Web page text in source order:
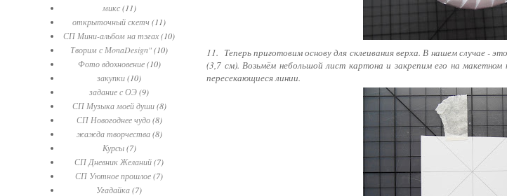
11. Теперь приготовим основу для склеивания верха. В нашем случае -
(3,7 см). Возьмём небольшой лист картона и закрепим его на
пересекающиеся линии.
микс (11)
открыточный скетч(11)
СП Мини-альбом на тэгах(10)
Творим с МonaDesign"(10)
Фото вдохновение (10)
закупки(10)
задание с ОЭ(9)
СП Музыка моей души (8)
СП Новогоднее чудо (8)
жажда творчества (8)
Курсы (7)
СП Дневник Желаний(7)
СП Уютное прошлое(7)
Угадайка(7)